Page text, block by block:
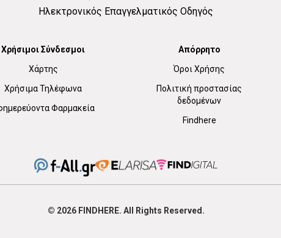
Ηλεκτρονικός Επαγγελματικός Οδηγός
Χρήσιμοι Σύνδεσμοι
Χάρτης
Χρήσιμα Τηλέφωνα
Φαρμακεία
Απόρρητο
Όροι Χρήσης
Πολιτική προστασίας
δεδομένων
Findhere
© 2026 FIND HERE. All Rights Reserved.